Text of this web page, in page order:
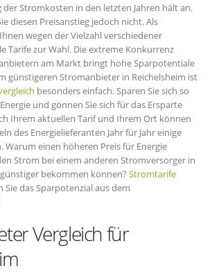
der Stromkosten in den letzten Jahren hält an.
diesen Preisanstieg jedoch nicht. Als
wegen der Vielzahl verschiedener
Tarife zur Wahl. Die extreme Konkurrenz
am Markt bringt hohe Sparpotentiale
günstigeren Stromanbieter in Reichelsheim ist
besonders einfach. Sparen Sie sich so
und gönnen Sie sich für das Ersparte
Ihrem aktuellen Tarif und Ihrem Ort können
des Energielieferanten Jahr für Jahr einige
Warum einen höheren Preis für Energie
Strom bei einem anderen Stromversorger in
bekommen können? Stromtarife
Sie das Sparpotenzial aus dem
Vergleich für